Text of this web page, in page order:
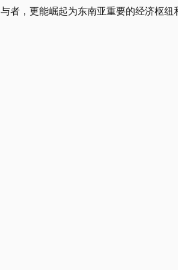
者，更能崛起为东南亚重要的经济枢纽